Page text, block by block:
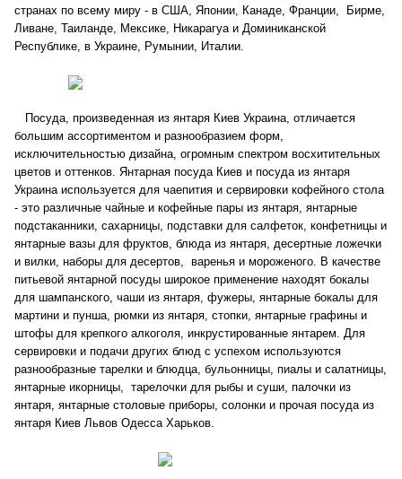
странах по всему миру - в США, Японии, Канаде, Франции, Бирме,
Ливане, Таиланде, Мексике, Никарагуа и Доминиканской
Республике, в Украине, Румынии, Италии.
Посуда, произведенная из янтаря Киев Украина, отличается
большим ассортиментом и разнообразием форм,
исключительностью дизайна, огромным спектром восхитительных
цветов и оттенков. Янтарная посуда Киев и посуда из янтаря
Украина используется для чаепития и сервировки кофейного стола
- это различные чайные и кофейные пары из янтаря, янтарные
подстаканники, сахарницы, подставки для салфеток, конфетницы и
янтарные вазы для фруктов, блюда из янтаря, десертные ложечки
и вилки, наборы для десертов, варенья и мороженого. В качестве
питьевой янтарной посуды широкое применение находят бокалы
для шампанского, чаши из янтаря, фужеры, янтарные бокалы для
мартини и пунша, рюмки из янтаря, стопки, янтарные графины и
штофы для крепкого алкоголя, инкрустированные янтарем. Для
сервировки и подачи других блюд с успехом используются
разнообразные тарелки и блюдца, бульонницы, пиалы и салатницы,
янтарные икорницы, тарелочки для рыбы и суши, палочки из
янтаря, янтарные столовые приборы, солонки и прочая посуда из
янтаря Киев Львов Одесса Харьков.